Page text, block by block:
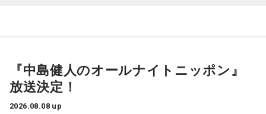
ラーが出たり、身体との感覚がつながりずらかったりするな
かで、本当にトレーナーさんのおかげでうまくやっていただ
盛りだくさんの内容でお届けする一夜限りの特別番組『中島
健人のオールナイトニッポン』は8月14日(金)25時からニッポ
ン放送をキーステーションに全国ネットで放送。
『中島健人のオールナイトニッポン』
放送決定！
2026.08.08 up